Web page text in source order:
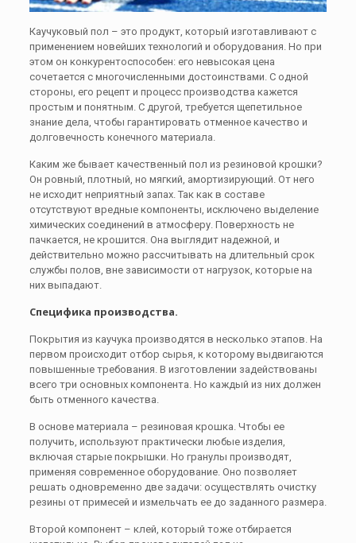
Каучуковый пол – это продукт, который изготавливают с
применением новейших технологий и оборудования. Но при
этом он конкурентоспособен: его невысокая цена
сочетается с многочисленными достоинствами. С одной
стороны, его рецепт и процесс производства кажется
простым и понятным. С другой, требуется щепетильное
знание дела, чтобы гарантировать отменное качество и
долговечность конечного материала.
Каким же бывает качественный пол из резиновой крошки?
Он ровный, плотный, но мягкий, амортизирующий. От него
не исходит неприятный запах. Так как в составе
отсутствуют вредные компоненты, исключено выделение
химических соединений в атмосферу. Поверхность не
пачкается, не крошится. Она выглядит надежной, и
действительно можно рассчитывать на длительный срок
службы полов, вне зависимости от нагрузок, которые на
них выпадают.
Специфика производства.
Покрытия из каучука производятся в несколько этапов. На
первом происходит отбор сырья, к которому выдвигаются
повышенные требования. В изготовлении задействованы
всего три основных компонента. Но каждый из них должен
быть отменного качества.
В основе материала – резиновая крошка. Чтобы ее
получить, используют практически любые изделия,
включая старые покрышки. Но гранулы производят,
применяя современное оборудование. Оно позволяет
решать одновременно две задачи: осуществлять очистку
резины от примесей и измельчать ее до заданного размера.
Второй компонент – клей, который тоже отбирается